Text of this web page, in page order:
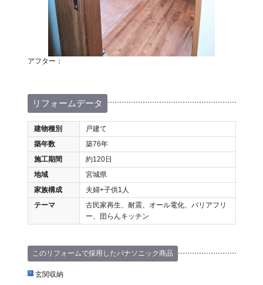
アフター：
リフォームデータ
建物種別
戸建て
築年数
築76年
施工期間
約120日
地域
宮城県
家族構成
夫婦+子供1人
テーマ
古民家再生、耐震、オール電化、バリアフリ
ー、団らんキッチン
このリフォームで採用したパナソニック商品
玄関収納